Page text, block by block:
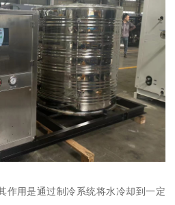
作用是通过制冷系统将水冷却到一定